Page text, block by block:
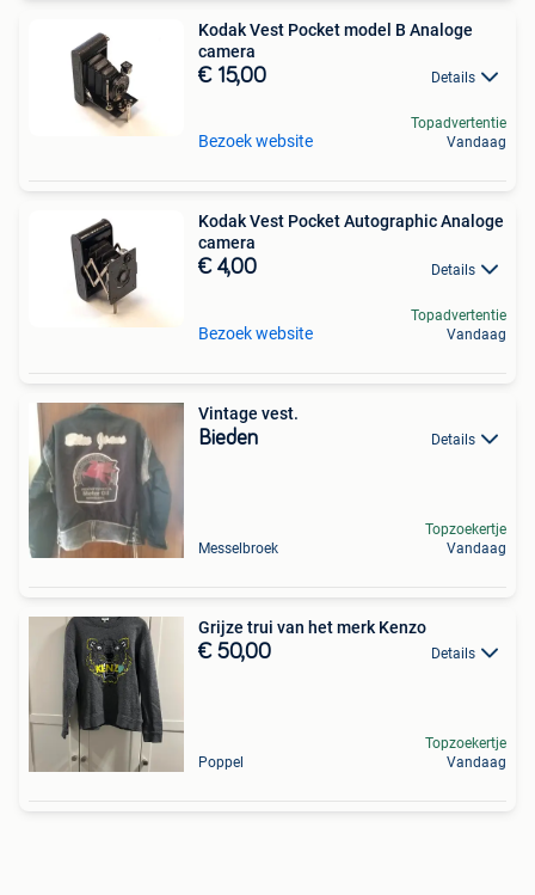
Kodak Vest Pocket model B Analoge
camera
€ 15,00 Details
Bezoek website
Topadvertentie
Vandaag
Kodak Vest Pocket Autographic Analoge
camera
€ 4,00 Details
Bezoek website
Topadvertentie
Vandaag
Vintage vest.
Bieden Details
Messelbroek
Topzoekertje
Vandaag
Grijze trui van het merk Kenzo
€ 50,00 Details
Poppel
Topzoekertje
Vandaag